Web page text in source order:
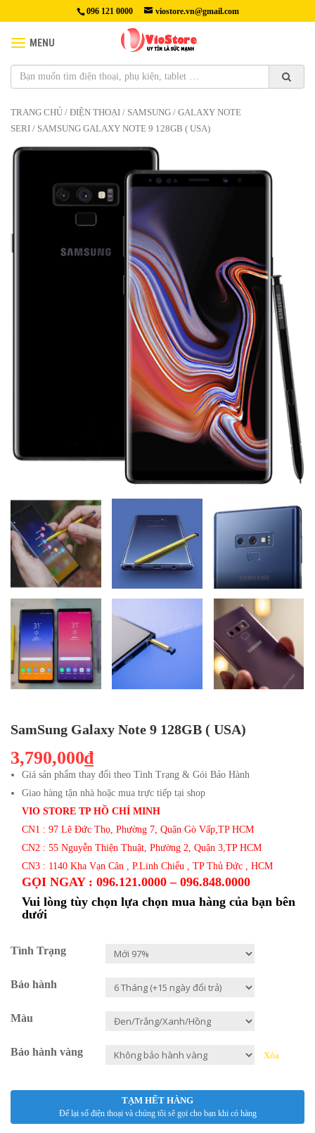
096 121 0000 viostore.vn@gmail.com
MENU
TRANG CHỦ / ĐIỆN THOẠI / SAMSUNG / GALAXY NOTE
SERI / SAMSUNG GALAXY NOTE 9 128GB ( USA)
SamSung Galaxy Note 9 128GB ( USA)
3,790,000₫
Giá sản phẩm thay đổi theo Tình Trạng & Gói Bảo Hành
Giao hàng tận nhà hoặc mua trực tiếp tại shop
VIO STORE TP HỒ CHÍ MINH
CN1 : 97 Lê Đức Thọ, Phường 7, Quận Gò Vấp,TP HCM
CN2 : 55 Nguyễn Thiện Thuật, Phường 2, Quận 3,TP HCM
CN3 : 1140 Kha Vạn Cân , P.Linh Chiểu , TP Thủ Đức , HCM
GỌI NGAY : 096.121.0000 – 096.848.0000
Vui lòng tùy chọn lựa chọn mua hàng của bạn bên
dưới
Tình Trạng
Bảo hành
Màu
Bảo hành vàng Xóa
TẠM HẾT HÀNG
Để lại số điện thoại và chúng tôi sẽ gọi cho bạn khi có hàng